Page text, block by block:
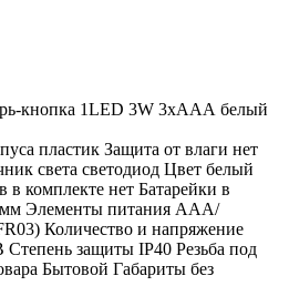
кнопка 1LED 3W 3хААА белый
пластик Защита от влаги нет
света светодиод Цвет белый
в комплекте нет Батарейки в
Элементы питания AAA/
Количество и напряжение
Степень защиты IP40 Резьба под
Бытовой Габариты без